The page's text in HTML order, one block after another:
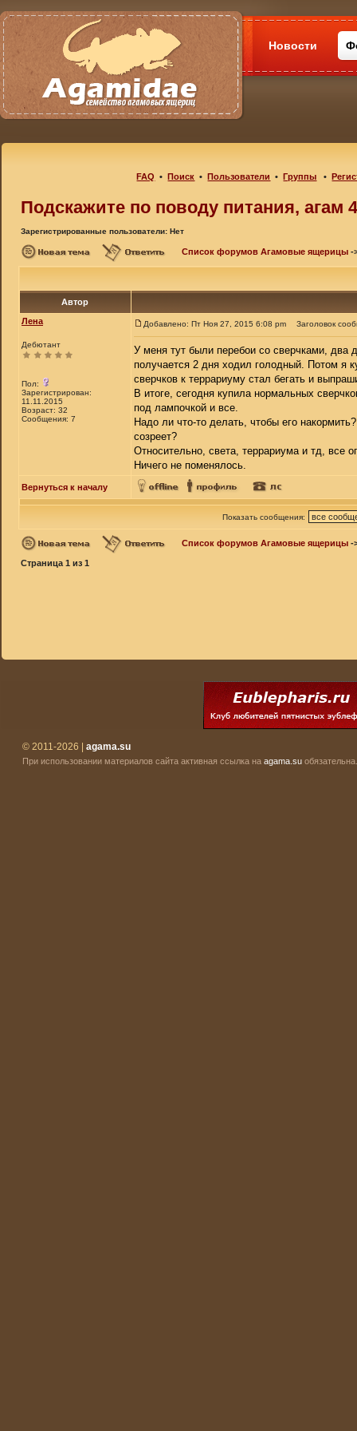
Новости
FAQ •Поиск •Пользователи •Группы •
Подскажите по поводу питания, агам
Зарегистрированные пользователи: Нет
Список форумов Агамовые ящерицы -
Автор
Лена
Дебютант
Пол:
Зарегистрирован:
11.11.2015
Возраст: 32
Сообщения: 7
Добавлено: Пт Ноя 27, 2015 6:08 pm Заголовок
У меня тут были перебои со сверчками, два
получается 2 дня ходил голодный. Потом я
сверчков к террариуму стал бегать и
В итоге, сегодня купила нормальных
под лампочкой и все.
Надо ли что-то делать, чтобы его
созреет?
Относительно, света, террариума и тд, все
Ничего не поменялось.
Вернуться к началу
Показать сообщения:
Список форумов Агамовые ящерицы -
Страница 1 из 1
© 2011-2026 | agama.su
При использовании материалов сайта активная ссылка на agama.su обязательна.